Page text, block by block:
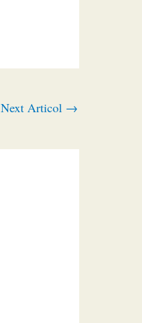
Next Articol →